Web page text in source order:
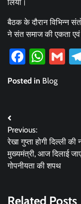
लिया।
बैठक के दौरान विभिन्न
ने संत समाज की एकता एवं
Posted in Blog
Post
navigation
Previous:
रेखा गुप्ता होगी दिल्ली की
मुख्यमंत्री, आज दिलाई
गोपनीयता की शपथ
Related Posts